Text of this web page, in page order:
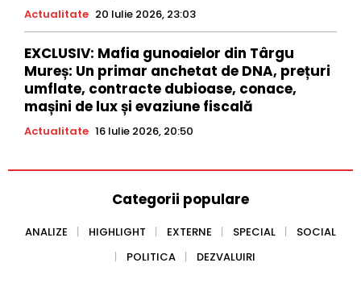
Actualitate 20 Iulie 2026, 23:03
EXCLUSIV: Mafia gunoaielor din Târgu
Mureș: Un primar anchetat de DNA, prețuri
umflate, contracte dubioase, conace,
mașini de lux și evaziune fiscală
Actualitate 16 Iulie 2026, 20:50
Categorii populare
ANALIZE HIGHLIGHT EXTERNE SPECIAL
SOCIAL
POLITICA
DEZVALUIRI